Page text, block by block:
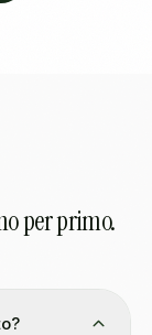
per primo.